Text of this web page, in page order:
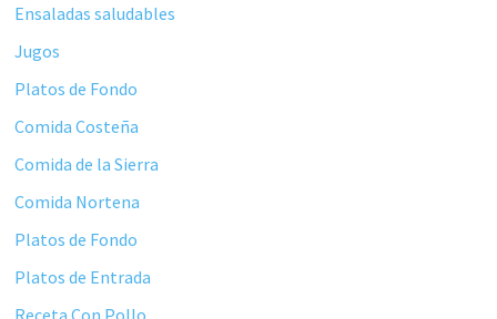
Ensaladas saludables
Jugos
Platos de Fondo
Comida Costeña
Comida de la Sierra
Comida Nortena
Platos de Fondo
Platos de Entrada
Receta Con Pollo